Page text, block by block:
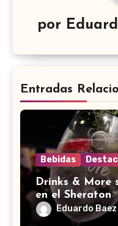
por
Entradas
Bebidas
Drinks & More
en el Sheraton
Eduardo